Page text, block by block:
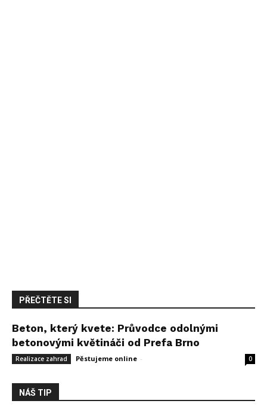
PŘEČTĚTE SI
Beton, který kvete: Průvodce odolnými
betonovými květináči od Prefa Brno
Realizace zahrad Pěstujeme online - 0
NÁŠ TIP